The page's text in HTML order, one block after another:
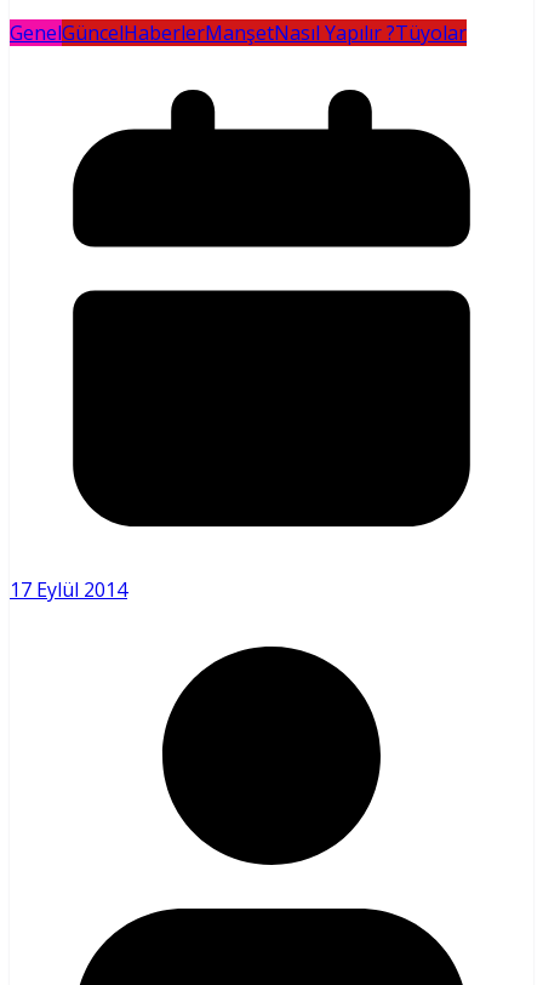
GenelGüncelHaberlerManşetNasıl Yapılır ?Tüyolar
17 Eylül 2014